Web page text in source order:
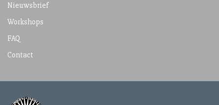
Nieuwsbrief
Workshops
FAQ
Contact